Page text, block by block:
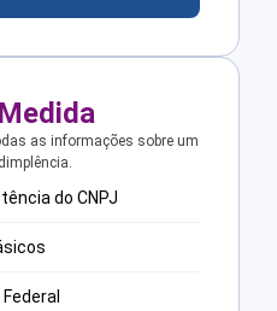
as informações sobre um
do CNPJ